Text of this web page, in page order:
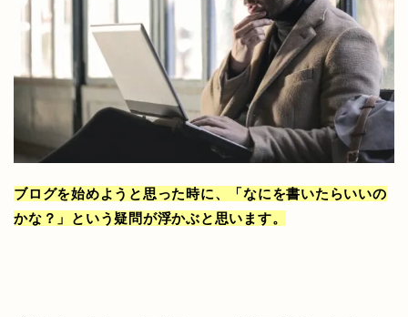
ブログを始めようと思った時に、「なにを書いたらいいの
かな？」という疑問が浮かぶと思います。